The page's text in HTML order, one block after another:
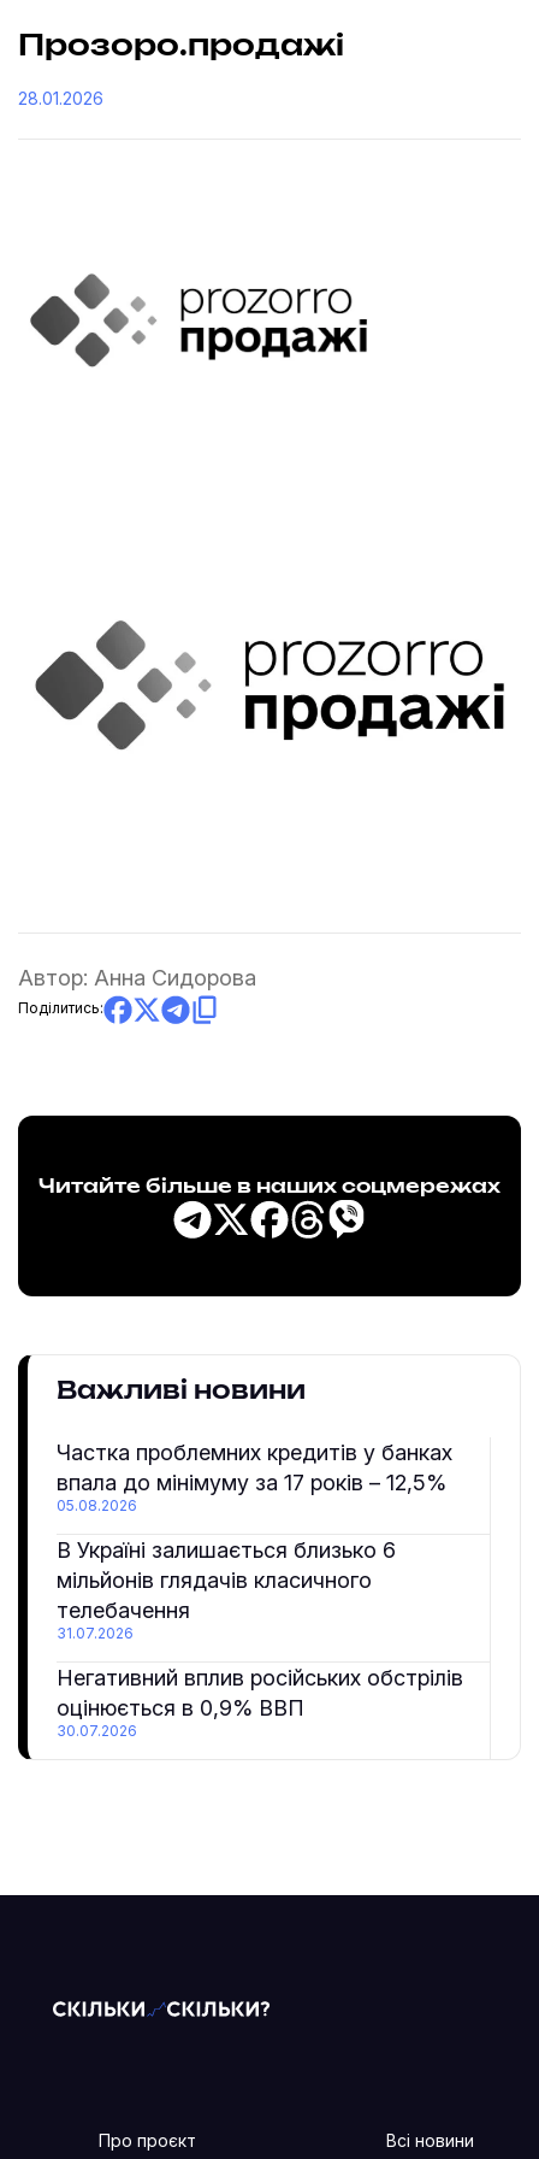
Прозоро.продажі
28.01.2026
Автор: Анна Сидорова
Поділитись:
Читайте більше в наших соцмережах
Важливі новини
Частка проблемних кредитів у банках
впала до мінімуму за 17 років – 12,5%
05.08.2026
В Україні залишається близько 6
мільйонів глядачів класичного
телебачення
31.07.2026
Негативний вплив російських обстрілів
оцінюється в 0,9% ВВП
30.07.2026
Про проєкт
Всі новини